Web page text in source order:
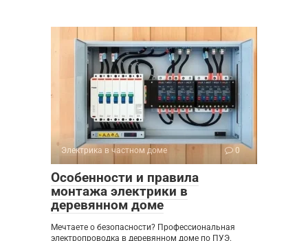
Электрика в частном доме 0
Особенности и правила
монтажа электрики в
деревянном доме
Мечтаете о безопасности? Профессиональная
электропроводка в деревянном доме по ПУЭ.